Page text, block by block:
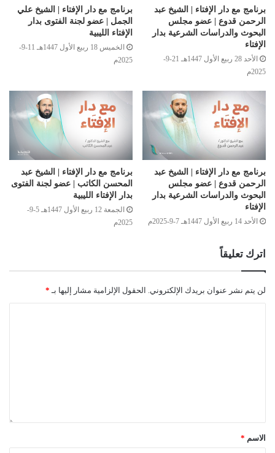
برنامج مع دار الإفتاء | الشيخ عبد
الرحمن قدوع | عضو مجلس
البحوث والدراسات الشرعية بدار
الإفتاء
الأحد 28 ربيع الأول 1447هـ 21-9-
2025م
برنامج مع دار الإفتاء | الشيخ علي
الجمل | عضو لجنة الفتوى بدار
الإفتاء الليبية
الخميس 18 ربيع الأول 1447هـ 11-9-
2025م
برنامج مع دار الإفتاء | الشيخ عبد
الرحمن قدوع | عضو مجلس
البحوث والدراسات الشرعية بدار
الإفتاء
الأحد 14 ربيع الأول 1447هـ 7-9-2025م
برنامج مع دار الإفتاء | الشيخ عبد
المحسن الكاتب | عضو لجنة الفتوى
بدار الإفتاء الليبية
الجمعة 12 ربيع الأول 1447هـ 5-9-
2025م
اترك تعليقاً
لن يتم نشر عنوان بريدك الإلكتروني. الحقول الإلزامية مشار إليها بـ *
الاسم *